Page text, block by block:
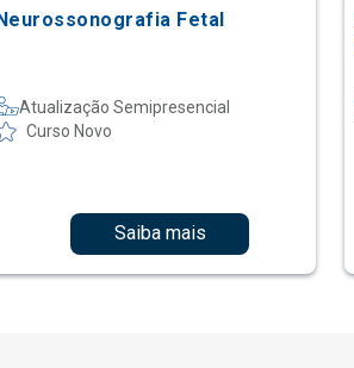
Fetal
Atualização Semipresencial
Curso Novo
Saiba mais